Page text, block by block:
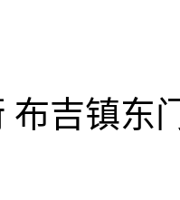
布吉镇东